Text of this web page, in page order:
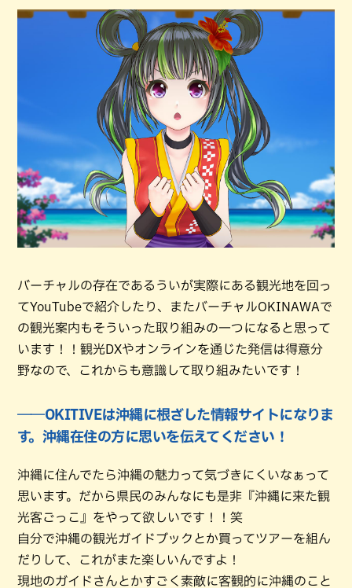
バーチャルの存在であるういが実際にある観光地を回っ
てYouTubeで紹介したり、またバーチャルOKINAWAで
の観光案内もそういった取り組みの一つになると思って
います！！観光DXやオンラインを通じた発信は得意分
野なので、これからも意識して取り組みたいです！
――OKITIVEは沖縄に根ざした情報サイトになりま
す。沖縄在住の方に思いを伝えてください！
沖縄に住んでたら沖縄の魅力って気づきにくいなぁって
思います。だから県民のみんなにも是非『沖縄に来た観
光客ごっこ』をやって欲しいです！！笑
自分で沖縄の観光ガイドブックとか買ってツアーを組ん
だりして、これがまた楽しいんですよ！
現地のガイドさんとかすごく素敵に客観的に沖縄のこと